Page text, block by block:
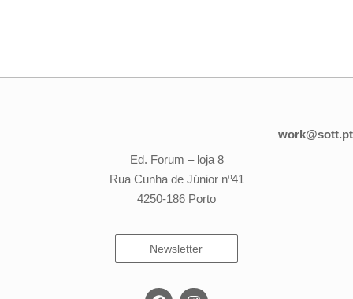
work@sott.pt
Ed. Forum – loja 8
Rua Cunha de Júnior nº41
4250-186 Porto
Newsletter